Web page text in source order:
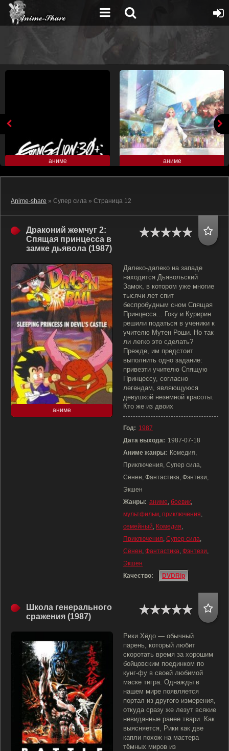
аниме аниме
Anime-share » Супер сила » Страница 12
Драконий жемчуг 2:
Спящая принцесса в
замке дьявола (1987)
аниме
Далеко-далеко на западе
находится Дьявольский
Замок, в котором уже многие
тысячи лет спит
беспробудным сном Спящая
Принцесса... Гоку и Куририн
решили податься в ученики к
учителю Мутен Роши. Но так
ли легко это сделать?
Прежде, им предстоит
выполнить одно задание:
привезти учителю Спящую
Принцессу, согласно
легендам, являющуюся
девушкой неземной красоты.
Кто же из двоих
Год: 1987
Дата выхода: 1987-07-18
Аниме жанры: Комедия,
Приключения, Супер сила,
Сёнен, Фантастика, Фэнтези,
Экшен
Жанры: аниме, боевик,
мультфильм, приключения,
семейный, Комедия,
Приключения, Супер сила,
Сёнен, Фантастика, Фэнтези,
Экшен
Качество:
DVDRip
Школа генерального
сражения (1987)
Рики Хёдо — обычный
парень, который любит
скоротать время за хорошим
бойцовским поединком по
кунг-фу в своей любимой
маске тигра. Однажды в
нашем мире появляется
портал из другого измерения,
откуда сразу же лезут всякие
невиданные ранее твари. Как
выясняется, Рики как две
капли похож на мастера
тёмных миров из